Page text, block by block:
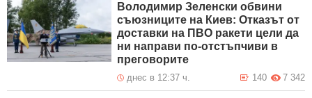
Володимир Зеленски обвини
съюзниците на Киев: Отказът от
доставки на ПВО ракети цели да
ни направи по-отстъпчиви в
преговорите
днес в 12:37 ч. 7 342
140